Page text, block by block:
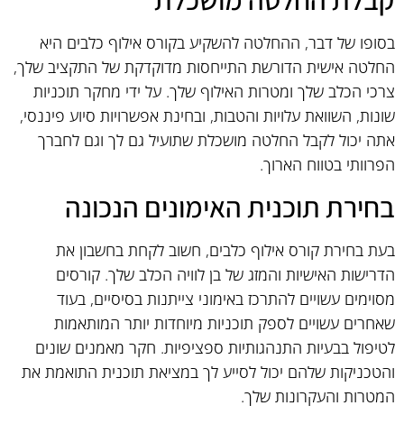
בסופו של דבר, ההחלטה להשקיע בקורס אילוף כלבים היא
החלטה אישית הדורשת התייחסות מדוקדקת של התקציב שלך,
צרכי הכלב שלך ומטרות האילוף שלך. על ידי מחקר תוכניות
שונות, השוואת עלויות והטבות, ובחינת אפשרויות סיוע פיננסי,
אתה יכול לקבל החלטה מושכלת שתועיל גם לך וגם לחברך
הפרוותי בטווח הארוך.
בחירת תוכנית האימונים הנכונה
בעת בחירת קורס אילוף כלבים, חשוב לקחת בחשבון את
הדרישות האישיות והמזג של בן לוויה הכלב שלך. קורסים
מסוימים עשויים להתרכז באימוני צייתנות בסיסיים, בעוד
שאחרים עשויים לספק תוכניות מיוחדות יותר המותאמות
לטיפול בבעיות התנהגותיות ספציפיות. חקר מאמנים שונים
והטכניקות שלהם יכול לסייע לך במציאת תוכנית התואמת את
המטרות והעקרונות שלך.